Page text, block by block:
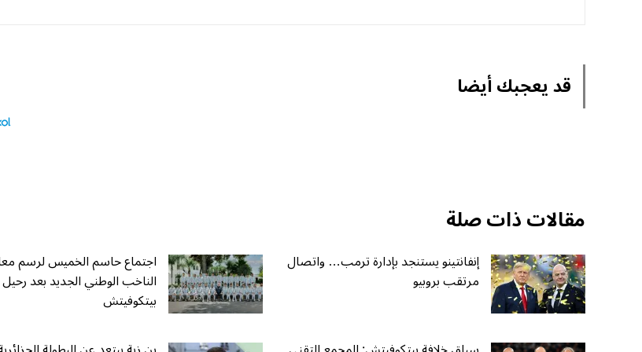
قد يعجبك أيضا
مقالات ذات صلة
إنفانتينو يستنجد بإدارة ترمب… واتصال
مرتقب بروبيو
اجتماع حاسم الخميس لرسم
الناخب الوطني الجديد بعد رحيل
بيتكوفيتش